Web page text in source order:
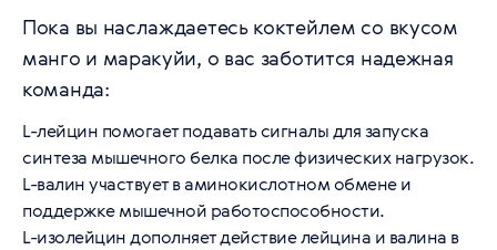
Пока вы наслаждаетесь коктейлем со вкусом
манго и маракуйи, о вас заботится надежная
команда:
L-лейцин помогает подавать сигналы для запуска
синтеза мышечного белка после физических нагрузок.
L-валин участвует в аминокислотном обмене и
поддержке мышечной работоспособности.
L-изолейцин дополняет действие лейцина и валина в